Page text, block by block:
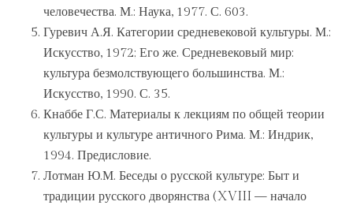
человечества. М.: Наука, 1977. С. 603.
Гуревич А.Я. Категории средневековой культуры. М.:
Искусство, 1972; Его же. Средневековый мир:
культура безмолствующего большинства. М.:
Искусство, 1990. С. 35.
Кнаббе Г.С. Материалы к лекциям по общей теории
культуры и культуре античного Рима. М.: Индрик,
1994. Предисловие.
Лотман Ю.М. Беседы о русской культуре: Быт и
традиции русского дворянства (XVIII — начало